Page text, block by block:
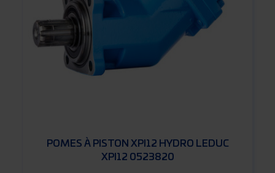
POMES À PISTON XPI12 HYDRO LEDUC
XPI12 0523820